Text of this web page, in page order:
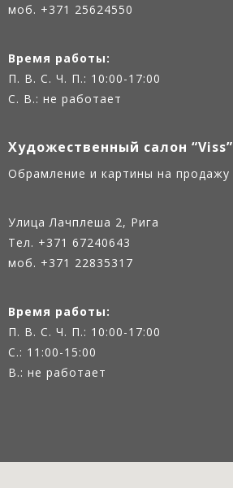
моб. +371 25624550
Время работы:
П. В. С. Ч. П.: 10:00-17:00
С. В.: не работает
Художественный салон “Viss”
Oбрамление и картины на продажу
Улица Лачплеша 2, Рига
Тел. +371 67240643
моб. +371 22835317
Время работы:
П. В. С. Ч. П.: 10:00-17:00
С.: 11:00-15:00
В.: не работает